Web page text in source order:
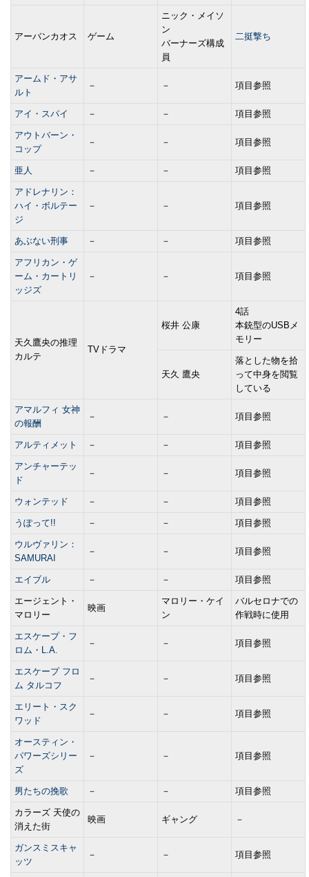
アーバンカオス ゲーム
ニック・メイソ
ン
バーナーズ構成
員
二挺撃ち
アームド・アサ
ルト
－ － 項目参照
アイ・スパイ － － 項目参照
アウトバーン・
コップ
－ － 項目参照
亜人 － － 項目参照
アドレナリン：
ハイ・ボルテー
ジ
－ － 項目参照
あぶない刑事 － － 項目参照
アフリカン・ゲ
ーム・カートリ
ッジズ
－ － 項目参照
天久鷹央の推理
カルテ
TVドラマ
桜井 公康
4話
本銃型のUSBメ
モリー
天久 鷹央
落とした物を拾
って中身を閲覧
している
アマルフィ 女神
の報酬
－ － 項目参照
アルティメット － － 項目参照
アンチャーテッ
ド
－ － 項目参照
ウォンテッド － － 項目参照
うぽって!! － － 項目参照
ウルヴァリン：
SAMURAI
－ － 項目参照
エイブル － － 項目参照
エージェント・
マロリー
映画
マロリー・ケイ
ン
バルセロナでの
作戦時に使用
エスケープ・フ
ロム・L.A.
－ － 項目参照
エスケープ フロ
ム タルコフ
－ － 項目参照
エリート・スク
ワッド
－ － 項目参照
オースティン・
パワーズシリー
ズ
－ － 項目参照
男たちの挽歌 － － 項目参照
カラーズ 天使の
消えた街
映画 ギャング －
ガンスミスキャ
ッツ
－ － 項目参照